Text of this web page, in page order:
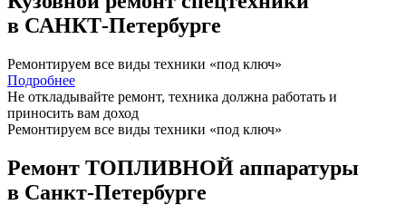
в САНКТ-Петербурге
Ремонтируем все виды техники «под ключ»
Подробнее
Не откладывайте ремонт, техника должна работать и
приносить вам доход
Ремонтируем все виды техники «под ключ»
Ремонт ТОПЛИВНОЙ аппаратуры
в Санкт-Петербурге